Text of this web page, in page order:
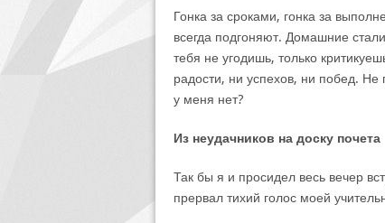
Гонка за сроками, гонка за
всегда подгоняют. Домашние
тебя не угодишь, только
радости, ни успехов, ни побед.
у меня нет?
Из неудачников на доску почета
Так бы я и просидел весь вечер
прервал тихий голос моей